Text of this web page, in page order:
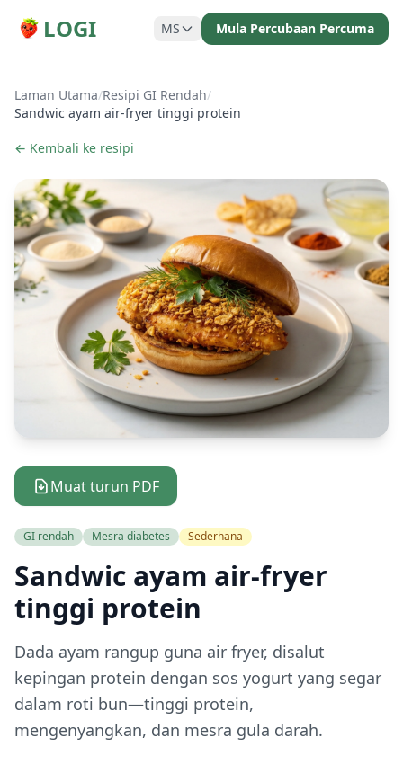
LOGI MS Mula Percubaan Percuma
Laman Utama/Resipi GI Rendah/
Sandwic ayam air-fryer tinggi protein
← Kembali ke resipi
Muat turun PDF
GI rendah Mesra diabetes Sederhana
Sandwic ayam air-fryer
tinggi protein
Dada ayam rangup guna air fryer, disalut
kepingan protein dengan sos yogurt yang segar
dalam roti bun—tinggi protein,
mengenyangkan, dan mesra gula darah.